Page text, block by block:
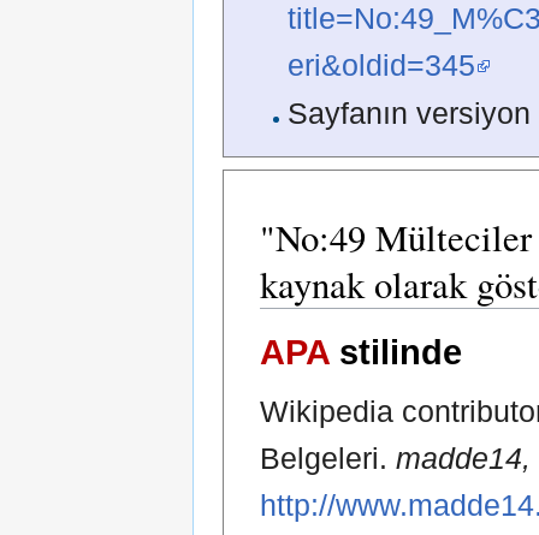
eri&oldid=345
Sayfanın
"No:49 Mülteciler
kaynak olarak
APA stilinde
Wikipedia
Belgeleri.madde14,
http://